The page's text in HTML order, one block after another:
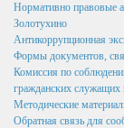
Нормативно правовые
Золотухино
Антикоррупционная
Формы документов,
Комиссия по
гражданских служащих
Методические
Обратная связь для